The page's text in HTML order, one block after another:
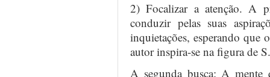
2) Focalizar a atenção. A
conduzir pelas suas
inquietações, esperando que
autor inspira-se na figura de
A segunda busca: A